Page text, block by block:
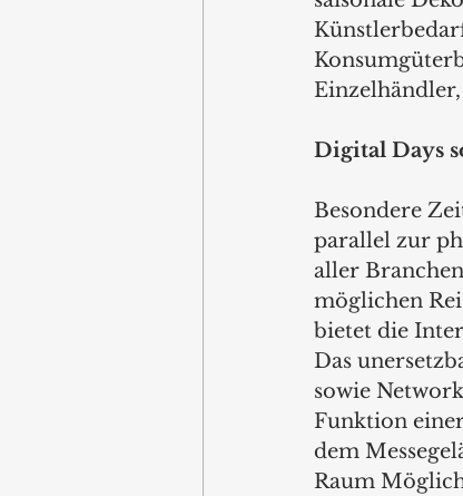
Digital Days
Besondere
parallel zur
aller
möglichen
bietet die
Das
sowie
Funktion
dem
Raum